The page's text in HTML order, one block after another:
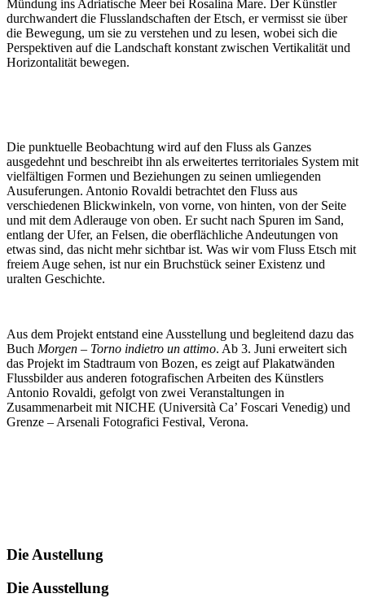
Mündung ins Adriatische Meer bei Rosalina Mare. Der Künstler
durchwandert die Flusslandschaften der Etsch, er vermisst sie über
die Bewegung, um sie zu verstehen und zu lesen, wobei sich die
Perspektiven auf die Landschaft konstant zwischen Vertikalität und
Horizontalität bewegen.
Die punktuelle Beobachtung wird auf den Fluss als Ganzes
ausgedehnt und beschreibt ihn als erweitertes territoriales System mit
vielfältigen Formen und Beziehungen zu seinen umliegenden
Ausuferungen. Antonio Rovaldi betrachtet den Fluss aus
verschiedenen Blickwinkeln, von vorne, von hinten, von der Seite
und mit dem Adlerauge von oben. Er sucht nach Spuren im Sand,
entlang der Ufer, an Felsen, die oberflächliche Andeutungen von
etwas sind, das nicht mehr sichtbar ist. Was wir vom Fluss Etsch mit
freiem Auge sehen, ist nur ein Bruchstück seiner Existenz und
uralten Geschichte.
Aus dem Projekt entstand eine Ausstellung und begleitend dazu das
Buch Morgen – Torno indietro un attimo. Ab 3. Juni erweitert sich
das Projekt im Stadtraum von Bozen, es zeigt auf Plakatwänden
Flussbilder aus anderen fotografischen Arbeiten des Künstlers
Antonio Rovaldi, gefolgt von zwei Veranstaltungen in
Zusammenarbeit mit NICHE (Università Ca’ Foscari Venedig) und
Grenze – Arsenali Fotografici Festival, Verona.
Die Austellung
Die Ausstellung